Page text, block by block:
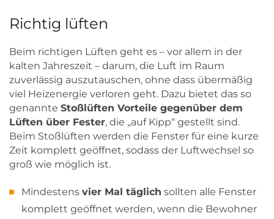
Richtig lüften
Beim richtigen Lüften geht es – vor allem in der
kalten Jahreszeit – darum, die Luft im Raum
zuverlässig auszutauschen, ohne dass übermäßig
viel Heizenergie verloren geht. Dazu bietet das so
genannte Stoßlüften Vorteile gegenüber dem
Lüften über Fester, die „auf Kipp“ gestellt sind.
Beim Stoßlüften werden die Fenster für eine kurze
Zeit komplett geöffnet, sodass der Luftwechsel so
groß wie möglich ist.
Mindestens vier Mal täglich sollten alle Fenster
komplett geöffnet werden, wenn die Bewohner